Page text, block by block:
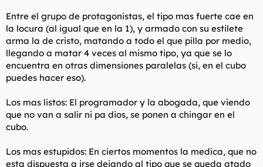
Entre el grupo de protagonistas, el tipo mas fuerte cae en
la locura (al igual que en la 1), y armado con su estilete
arma la de cristo, matando a todo el que pilla por medio,
llegando a matar 4 veces al mismo tipo, ya que se lo
encuentra en otras dimensiones paralelas (si, en el cubo
puedes hacer eso).
Los mas listos: El programador y la abogada, que viendo
que no van a salir ni pa dios, se ponen a chingar en el
cubo.
Los mas estupidos: En ciertos momentos la medica, que no
esta dispuesta a irse dejando al tipo que se queda atado